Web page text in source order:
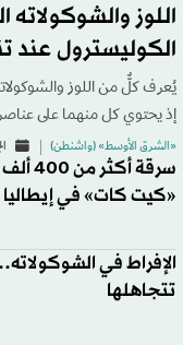
اللوز
الكوليسترول عند
يُعرف كلٌّ من اللوز
إذ يحتوي كل منهما على
«الشرق الأوسط» (واشنطن)
سرقة
«كيت كات» في إيطاليا
تتجاهلها